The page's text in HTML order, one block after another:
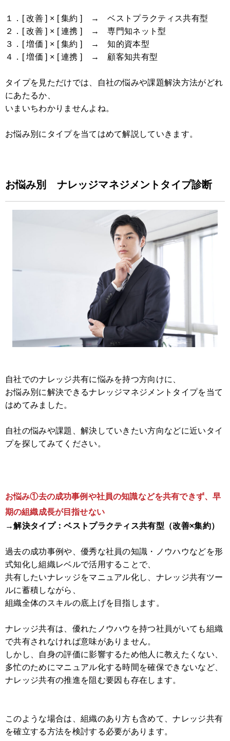
１．[ 改善 ] × [ 集約 ] → ベストプラクティス共有型
２．[ 改善 ] × [ 連携 ] → 専門知ネット型
３．[ 増価 ] × [ 集約 ] → 知的資本型
４．[ 増価 ] × [ 連携 ] → 顧客知共有型
タイプを見ただけでは、自社の悩みや課題解決方法がどれ
にあたるか、
いまいちわかりませんよね。
お悩み別にタイプを当てはめて解説していきます。
お悩み別 ナレッジマネジメントタイプ診断
自社でのナレッジ共有に悩みを持つ方向けに、
お悩み別に解決できるナレッジマネジメントタイプを当て
はめてみました。
自社の悩みや課題、解決していきたい方向などに近いタイ
プを探してみてください。
お悩み①去の成功事例や社員の知識などを共有できず、早
期の組織成長が目指せない
→解決タイプ：ベストプラクティス共有型（改善×集約）
過去の成功事例や、優秀な社員の知識・ノウハウなどを形
式知化し組織レベルで活用することで、
共有したいナレッジをマニュアル化し、ナレッジ共有ツー
ルに蓄積しながら、
組織全体のスキルの底上げを目指します。
ナレッジ共有は、優れたノウハウを持つ社員がいても組織
で共有されなければ意味がありません。
しかし、自身の評価に影響するため他人に教えたくない、
多忙のためにマニュアル化する時間を確保できないなど、
ナレッジ共有の推進を阻む要因も存在します。
このような場合は、組織のあり方も含めて、ナレッジ共有
を確立する方法を検討する必要があります。